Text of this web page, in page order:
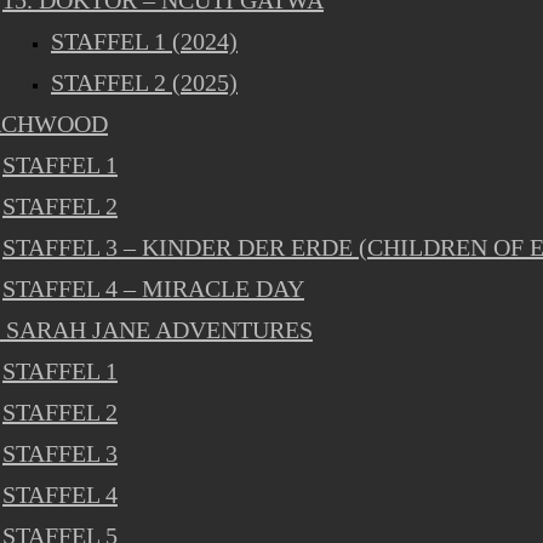
STAFFEL 1 (2024)
STAFFEL 2 (2025)
STAFFEL 1
STAFFEL 2
STAFFEL 3 – KINDER DER ERDE (CHILDREN OF
STAFFEL 4 – MIRACLE DAY
SARAH JANE ADVENTURES
STAFFEL 1
STAFFEL 2
STAFFEL 3
STAFFEL 4
STAFFEL 5